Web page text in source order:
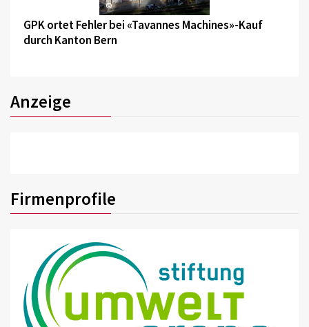
©
GPK ortet Fehler bei «Tavannes Machines»-Kauf
durch Kanton Bern
Anzeige
Firmenprofile